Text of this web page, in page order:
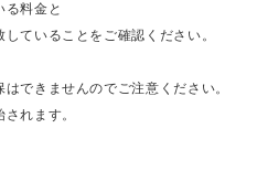
る料金と
ていることをご確認ください。
できませんのでご注意ください。
れます。